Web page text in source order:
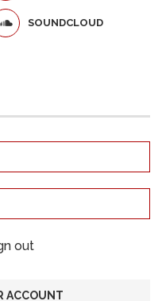
SOUNDCLOUD
out